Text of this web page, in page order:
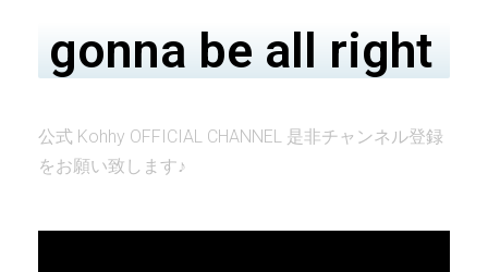
gonna be all right
公式 Kohhy OFFICIAL CHANNEL 是非チャンネル登録
をお願い致します♪